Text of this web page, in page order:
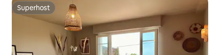
Superhost
Superhost